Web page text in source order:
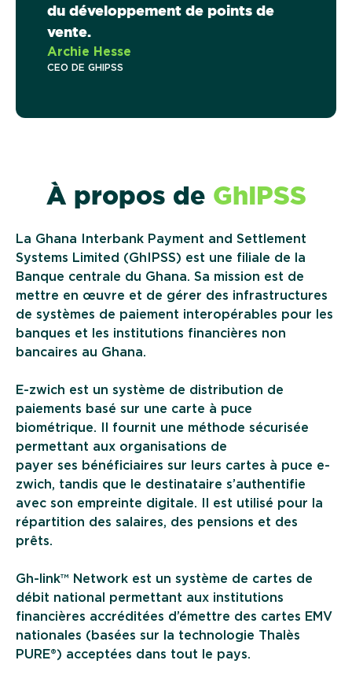
du développement de points de
vente.
Archie Hesse
CEO DE GHIPSS
À propos de GhIPSS
La Ghana Interbank Payment and Settlement
Systems Limited (GhIPSS) est une filiale de la
Banque centrale du Ghana. Sa mission est de
mettre en œuvre et de gérer des infrastructures
de systèmes de paiement interopérables pour les
banques et les institutions financières non
bancaires au Ghana.
E-zwich est un système de distribution de
paiements basé sur une carte à puce
biométrique. Il fournit une méthode sécurisée
permettant aux organisations de
payer ses bénéficiaires sur leurs cartes à puce e-
zwich, tandis que le destinataire s’authentifie
avec son empreinte digitale. Il est utilisé pour la
répartition des salaires, des pensions et des
prêts.
Gh-link™ Network est un système de cartes de
débit national permettant aux institutions
financières accréditées d’émettre des cartes EMV
nationales (basées sur la technologie Thalès
PURE®) acceptées dans tout le pays.